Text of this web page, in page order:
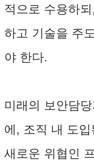
적으로 수용하
하고 기술을 주
야 한다.
미래의 보안담
에, 조직 내 도
새로운 위협인